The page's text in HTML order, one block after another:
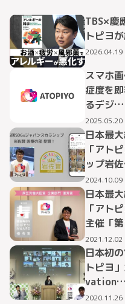
TBS×慶
トピヨ
2026.04.19
スマホ
症度を
るデジ…
2025.05.20
日本最
「アト
ップ岩
2024.10.09
日本最
「アト
主催「
2021.12.02
日本初
トピヨ
vation…
2020.11.26